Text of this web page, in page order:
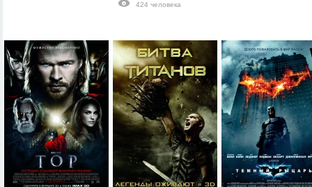
424 человека